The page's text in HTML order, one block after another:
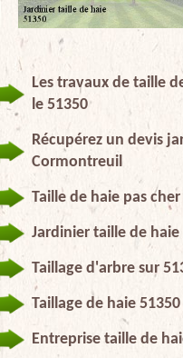
Les travaux de taille
le 51350
Récupérez un devis
Cormontreuil
Taille de haie pas
Jardinier taille de
Taillage d'arbre sur
Taillage de haie
Entreprise taille de